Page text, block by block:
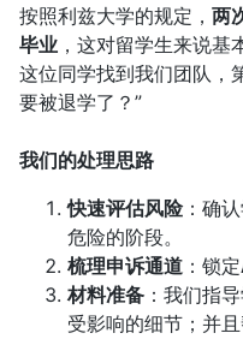
按照利兹大学的规定， 两
毕业 ，这对留学生来说基
这位同学找到我们团队，
要被退学了？”
我们的处理思路
快速评估风险：确
危险的阶段。
梳理申诉通道 ：锁定
材料准备 ：我们指
受影响的细节；并